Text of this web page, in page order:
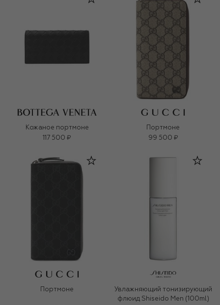
Кожаное портмоне
117 500 ₽
Портмоне
99 500 ₽
Портмоне
Увлажняющий тонизирующий
флюид Shiseido Men (100ml)